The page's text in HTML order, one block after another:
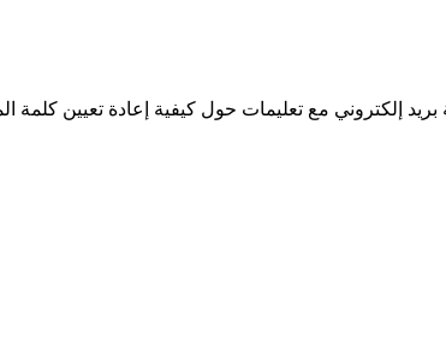
إلكتروني مع تعليمات حول كيفية إعادة تعيين كلمة